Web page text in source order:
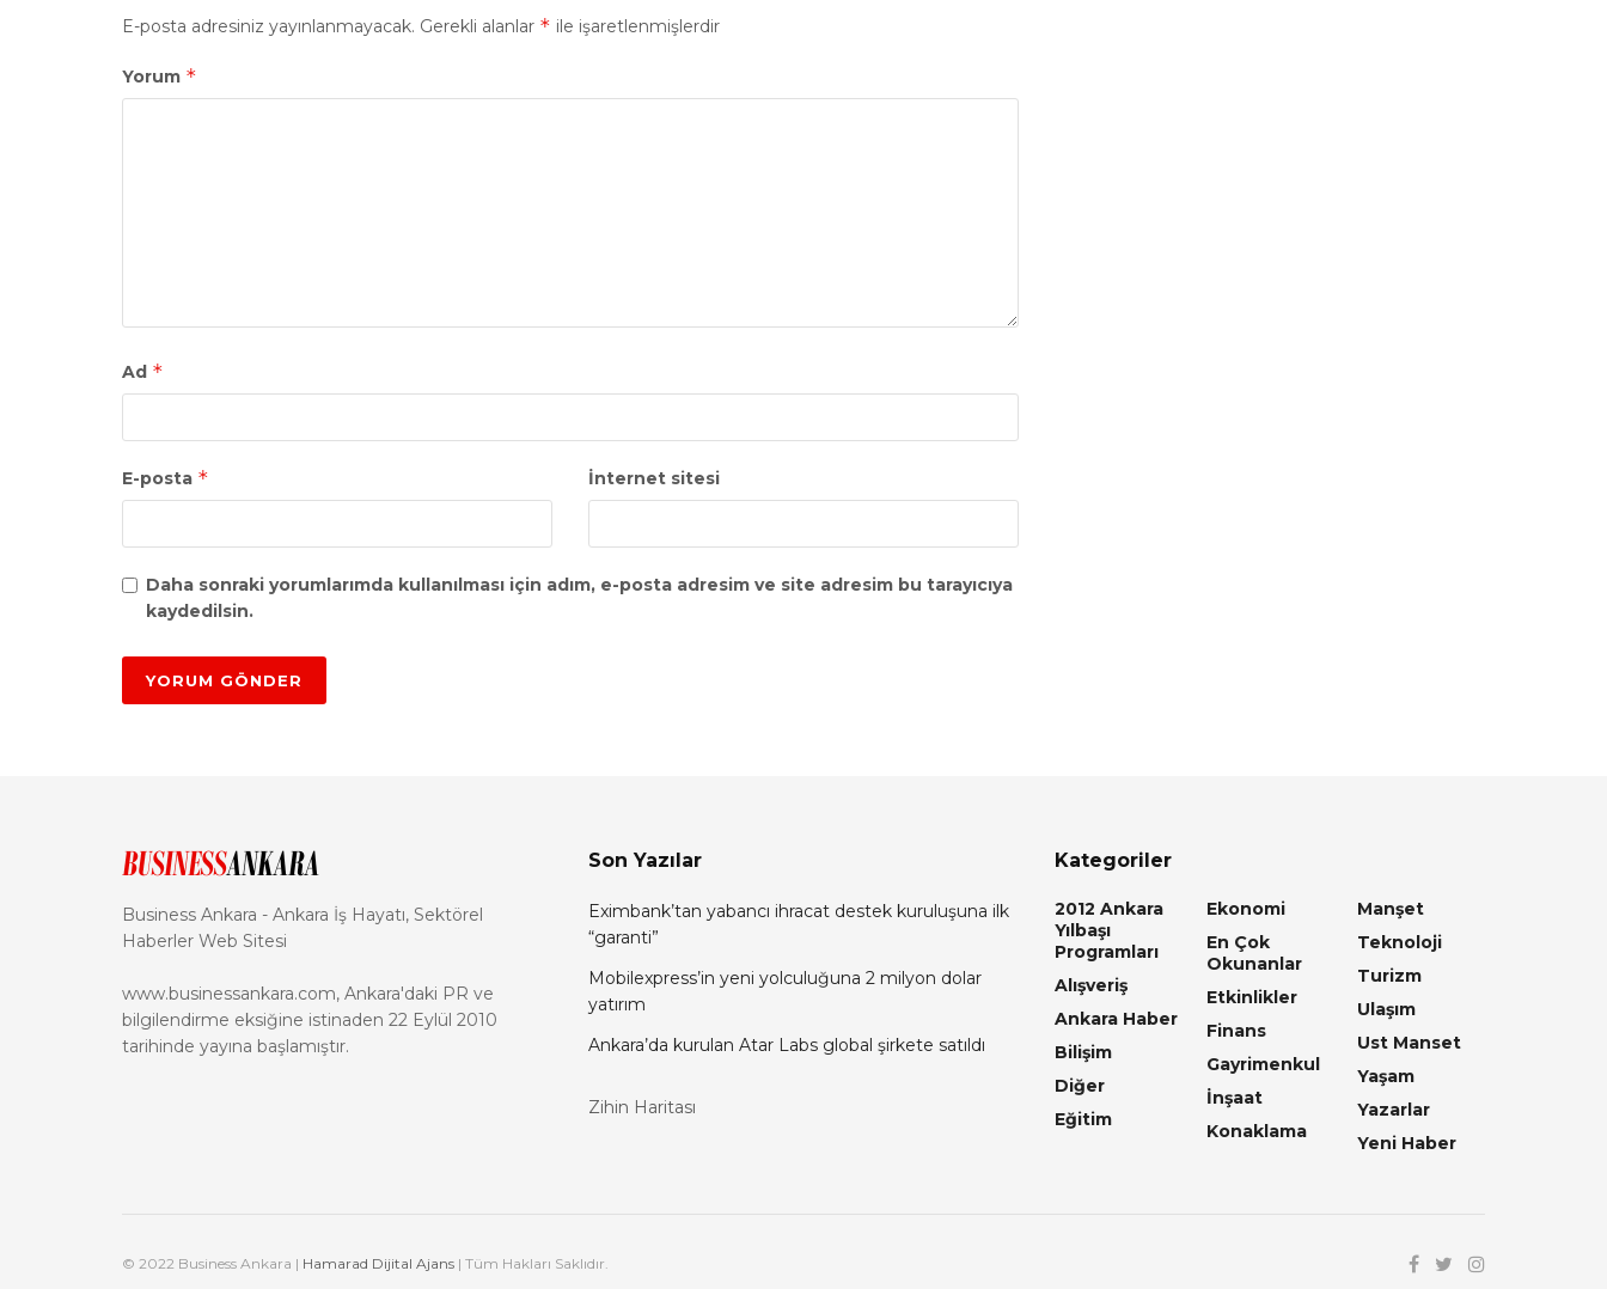
E-posta adresiniz yayınlanmayacak. Gerekli alanlar * ile işaretlenmişlerdir
Yorum *
Ad *
E-posta * İnternet sitesi
Daha sonraki yorumlarımda kullanılması için adım, e-posta adresim ve site adresim bu tarayıcıya
kaydedilsin.
Business Ankara - Ankara İş Hayatı, Sektörel
Haberler Web Sitesi
www.businessankara.com, Ankara'daki PR ve
bilgilendirme eksiğine istinaden 22 Eylül 2010
tarihinde yayına başlamıştır.
Son Yazılar
Eximbank’tan yabancı ihracat destek kuruluşuna ilk
“garanti”
Mobilexpress’in yeni yolculuğuna 2 milyon dolar
yatırım
Ankara’da kurulan Atar Labs global şirkete satıldı
Zihin Haritası
Kategoriler
2012 Ankara
Yılbaşı
Programları
Alışveriş
Ankara Haber
Bilişim
Diğer
Eğitim
Ekonomi
En Çok
Okunanlar
Etkinlikler
Finans
Gayrimenkul
İnşaat
Konaklama
Manşet
Teknoloji
Turizm
Ulaşım
Ust Manset
Yaşam
Yazarlar
Yeni Haber
© 2022 Business Ankara | Hamarad Dijital Ajans | Tüm Hakları Saklıdır.